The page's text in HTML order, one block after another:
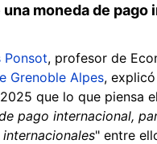
moneda de pago
Ponsot, profesor de
Grenoble Alpes,
que lo que piensa
pago internacional,
" entre